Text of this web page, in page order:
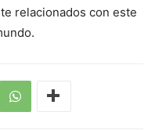
relacionados con este